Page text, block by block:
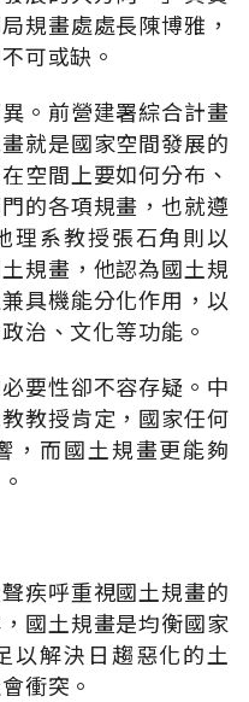
規畫處處長陳博雅，
可或缺。
。前營建署綜合計畫
就是國家空間發展的
空間上要如何分布、
的各項規畫，也就遵
理系教授張石角則以
規畫，他認為國土規
具機能分化作用，以
治、文化等功能。
要性卻不容存疑。中
教授肯定，國家任何
，而國土規畫更能夠
疾呼重視國土規畫的
國土規畫是均衡國家
以解決日趨惡化的土
衝突。